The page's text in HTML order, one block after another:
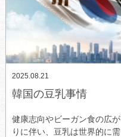
2025.08.21
韓国の豆乳事情
健康志向やビーガン食の広が
りに伴い、豆乳は世界的に需